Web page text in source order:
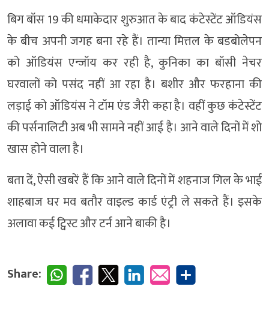
बिग बॉस 19 की धमाकेदार शुरुआत के बाद कंटेस्टेंट ऑडियंस
के बीच अपनी जगह बना रहे हैं। तान्या मित्तल के बडबोलेपन
को ऑडियंस एन्जॉय कर रही है, कुनिका का बॉसी नेचर
घरवालों को पसंद नहीं आ रहा है। बशीर और फरहाना की
लड़ाई को ऑडियंस ने टॉम एंड जैरी कहा है। वहीं कुछ कंटेस्टेंट
की पर्सनालिटी अब भी सामने नहीं आई है। आने वाले दिनों में शो
खास होने वाला है।
बता दें, ऐसी खबरें हैं कि आने वाले दिनों में शहनाज गिल के भाई
शाहबाज घर मव बतौर वाइल्ड कार्ड एंट्री ले सकते हैं। इसके
अलावा कई ट्विस्ट और टर्न आने बाकी है।
Share: